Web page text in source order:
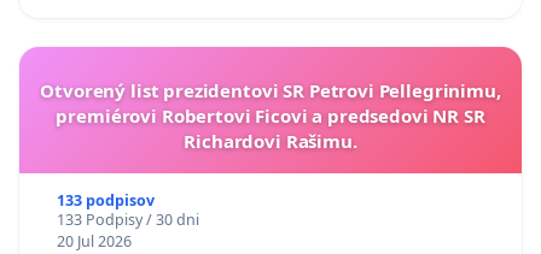
Otvorený list prezidentovi SR Petrovi Pellegrinimu,
premiérovi Robertovi Ficovi a predsedovi NR SR
Richardovi Rašimu.
133 podpisov
133 Podpisy / 30 dni
20 Jul 2026